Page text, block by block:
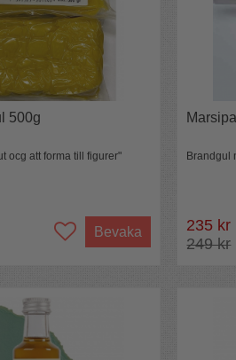
500g
ocg att forma till figurer"
Bevaka
Brandgul
235 kr
249 kr